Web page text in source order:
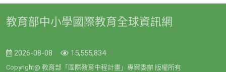
教育部中小學國際教育全球資訊網
2026-08-08 15,555,834
Copyright@ 教育部「國際教育中程計畫」專案委辦 版權所有